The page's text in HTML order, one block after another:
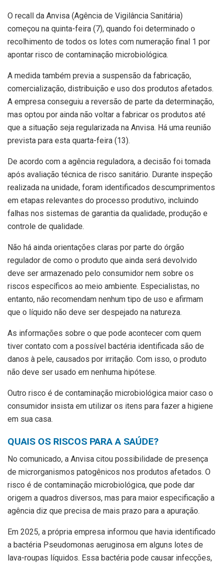
O recall da Anvisa (Agência de Vigilância Sanitária)
começou na quinta-feira (7), quando foi determinado o
recolhimento de todos os lotes com numeração final 1 por
apontar risco de contaminação microbiológica.
A medida também previa a suspensão da fabricação,
comercialização, distribuição e uso dos produtos afetados.
A empresa conseguiu a reversão de parte da determinação,
mas optou por ainda não voltar a fabricar os produtos até
que a situação seja regularizada na Anvisa. Há uma reunião
prevista para esta quarta-feira (13).
De acordo com a agência reguladora, a decisão foi tomada
após avaliação técnica de risco sanitário. Durante inspeção
realizada na unidade, foram identificados descumprimentos
em etapas relevantes do processo produtivo, incluindo
falhas nos sistemas de garantia da qualidade, produção e
controle de qualidade.
Não há ainda orientações claras por parte do órgão
regulador de como o produto que ainda será devolvido
deve ser armazenado pelo consumidor nem sobre os
riscos específicos ao meio ambiente. Especialistas, no
entanto, não recomendam nenhum tipo de uso e afirmam
que o líquido não deve ser despejado na natureza.
As informações sobre o que pode acontecer com quem
tiver contato com a possível bactéria identificada são de
danos à pele, causados por irritação. Com isso, o produto
não deve ser usado em nenhuma hipótese.
Outro risco é de contaminação microbiológica maior caso o
consumidor insista em utilizar os itens para fazer a higiene
em sua casa.
QUAIS OS RISCOS PARA A SAÚDE?
No comunicado, a Anvisa citou possibilidade de presença
de microrganismos patogênicos nos produtos afetados. O
risco é de contaminação microbiológica, que pode dar
origem a quadros diversos, mas para maior especificação a
agência diz que precisa de mais prazo para a apuração.
Em 2025, a própria empresa informou que havia identificado
a bactéria Pseudomonas aeruginosa em alguns lotes de
lava-roupas líquidos. Essa bactéria pode causar infecções,